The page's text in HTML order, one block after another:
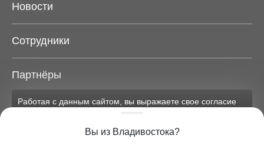
Новости
Сотрудники
Партнёры
Карта сайта
Вы из Владивостока?
Работая с данным сайтом, вы выражаете свое согласие
данных на условиях, изложенных в
соответствующих